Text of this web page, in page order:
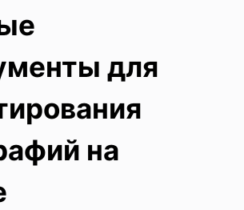
для
на